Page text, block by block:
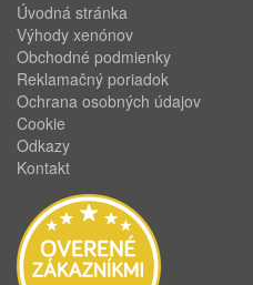
Úvodná stránka
Výhody xenónov
Obchodné podmienky
Reklamačný poriadok
Ochrana osobných údajov
Cookie
Odkazy
Kontakt